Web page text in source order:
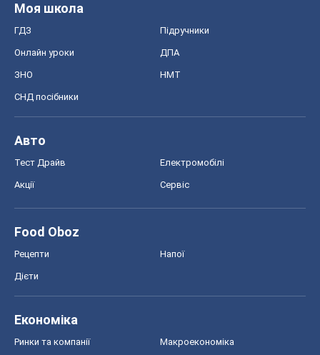
Моя школа
ГДЗ Підручники
Онлайн уроки ДПА
ЗНО НМТ
СНД посібники
Авто
Тест Драйв Електромобілі
Акції Сервіс
Food Oboz
Рецепти Напої
Дієти
Економіка
Ринки та компанії Макроекономіка